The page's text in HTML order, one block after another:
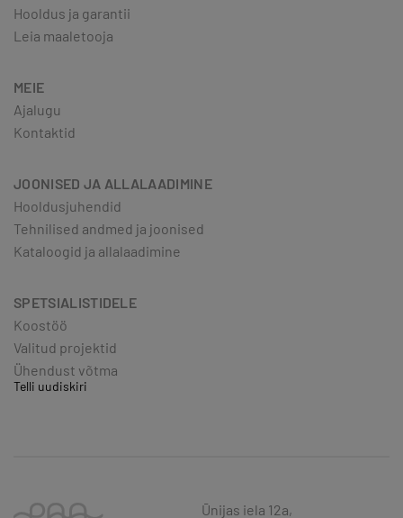
Hooldus ja garantii
Leia maaletooja
MEIE
Ajalugu
Kontaktid
JOONISED JA ALLALAADIMINE
Hooldusjuhendid
Tehnilised andmed ja joonised
Kataloogid ja allalaadimine
SPETSIALISTIDELE
Koostöö
Valitud projektid
Ühendust võtma
Telli uudiskiri
Ūnijas iela 12a,